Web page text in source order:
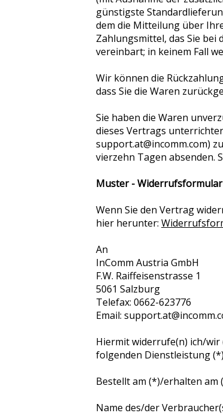
günstigste
dem die Mitteilung über
Zahlungsmittel, das Sie
vereinbart; in keinem Fall
Wir können die
dass Sie die Waren
Sie haben die Waren
dieses Vertrags
support.at@incomm.com)
vierzehn Tagen absenden.
Muster - Widerrufsformular
Wenn Sie den Vertrag
hier herunter:
An
InComm Austria GmbH
F.W. Raiffeisenstrasse 1
5061 Salzburg
Telefax: 0662-623776
Email:
Hiermit widerrufe(n) ich/
folgenden Dienstleistung
Bestellt am (*)/erhalten am
Name des/der